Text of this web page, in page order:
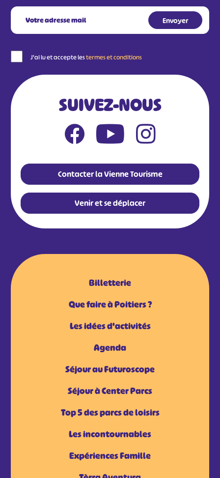
J'ai lu et accepte lestermes et conditions
SUIVEZ-NOUS
Contacter la Vienne Tourisme
Venir et se déplacer
Billetterie
Que faire à Poitiers ?
Les idées d'activités
Agenda
Séjour au Futuroscope
Séjour à Center Parcs
Top 5 des parcs de loisirs
Les incontournables
Expériences Famille